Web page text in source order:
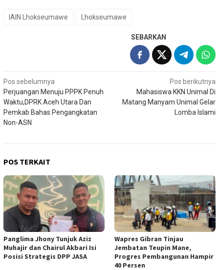
IAIN Lhokseumawe Lhokseumawe
SEBARKAN
Navigasi
pos
Pos sebelumnya
Perjuangan Menuju PPPK Penuh
Waktu,DPRK Aceh Utara Dan
Pemkab Bahas Pengangkatan
Non-ASN
Pos berikutnya
Mahasiswa KKN Unimal Di
Matang Manyam Unimal Gelar
Lomba Islami
POS TERKAIT
Panglima Jhony Tunjuk Aziz
Muhajir dan Chairul Akbari Isi
Posisi Strategis DPP JASA
Wapres Gibran Tinjau
Jembatan Teupin Mane,
Progres Pembangunan Hampir
40 Persen